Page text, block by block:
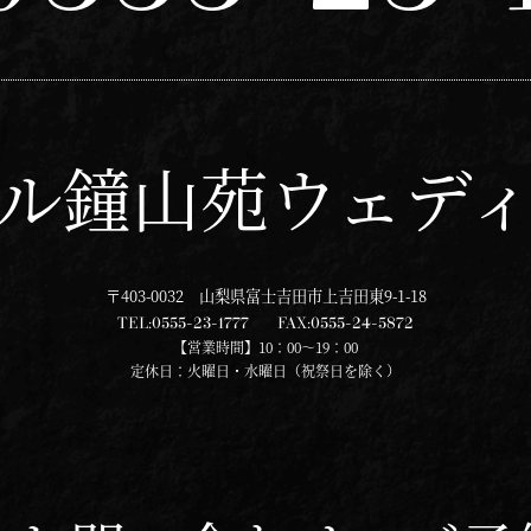
鐘山苑ウェデ
〒403-0032 山梨県富士吉田市上吉田東9-1-18
TEL:0555-23-1777 FAX:0555-24-5872
【営業時間】10：00～19：00
定休日：火曜日・水曜日（祝祭日を除く）